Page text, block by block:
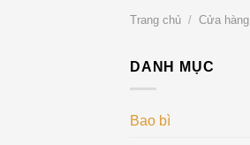
Trang chủ / Cửa hàng
DANH MỤC
Bao bì